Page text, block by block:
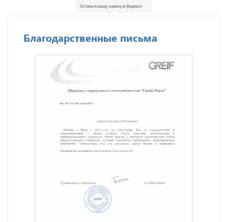
Благодарственные письма